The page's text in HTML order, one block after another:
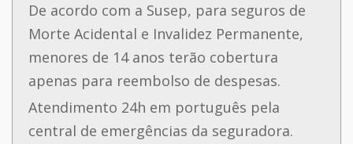
De acordo com a Susep, para seguros de
Morte Acidental e Invalidez Permanente,
menores de 14 anos terão cobertura
apenas para reembolso de despesas.
Atendimento 24h em português pela
central de emergências da seguradora.